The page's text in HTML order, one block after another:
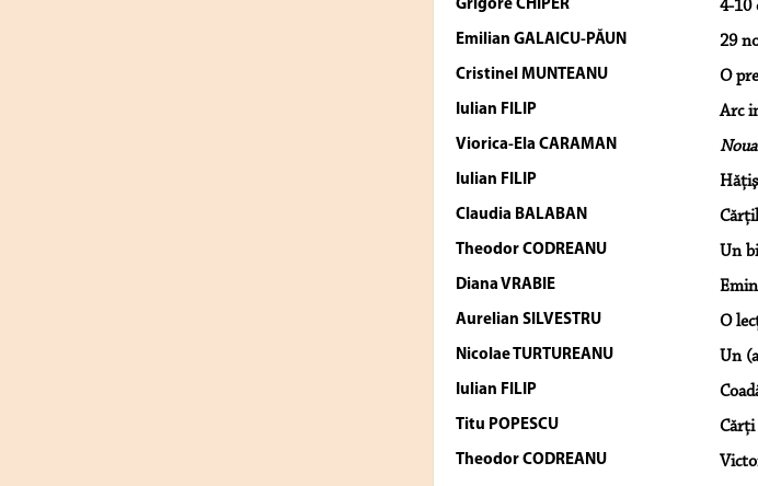
Grigore CHIPER 4-10
Emilian GALAICU-PĂUN 29
Cristinel MUNTEANU O
Iulian FILIP Arc
Viorica-Ela CARAMAN
Iulian FILIP
Claudia BALABAN
Theodor CODREANU Un
Diana VRABIE
Aurelian SILVESTRU O
Nicolae TURTUREANU Un
Iulian FILIP
Titu POPESCU Cărţi
Theodor CODREANU